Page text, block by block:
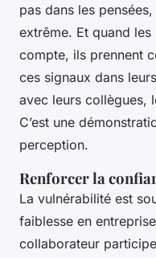
pas dans les
extrême. Et quand les
compte, ils prennent
ces signaux dans
avec leurs collègues,
C’est une
perception.
Renforcer la
La vulnérabilité est
faiblesse en
collaborateur